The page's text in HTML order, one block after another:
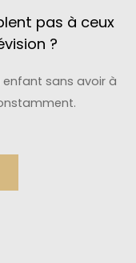
pas à ceux
?
enfant sans avoir à